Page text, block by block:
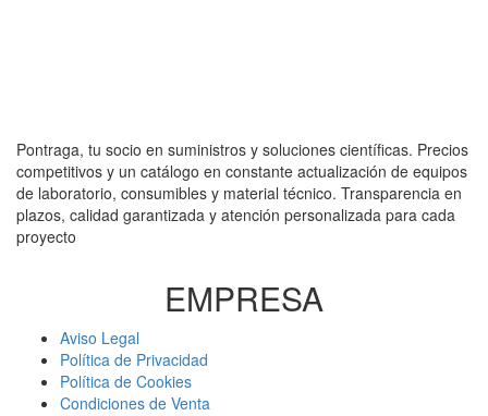
Pontraga, tu socio en suministros y soluciones científicas. Precios
competitivos y un catálogo en constante actualización de equipos
de laboratorio, consumibles y material técnico. Transparencia en
plazos, calidad garantizada y atención personalizada para cada
proyecto
EMPRESA
Aviso Legal
Política de Privacidad
Política de Cookies
Condiciones de Venta